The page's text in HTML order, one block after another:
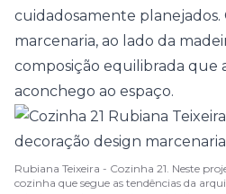
cuidadosamente
marcenaria, ao lado da
composição equilibrada que
aconchego ao espaço.
Rubiana Teixeira - Cozinha 21. Neste
cozinha que segue as tendências da